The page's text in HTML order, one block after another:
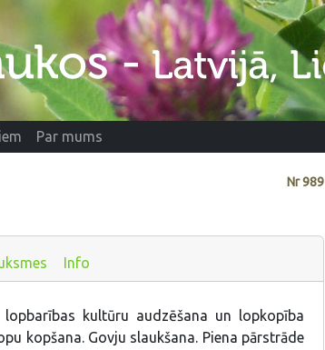
Par mums
Nr989
Info
kultūru audzēšana un lopkopība
kopšana. Govju slaukšana. Piena pārstrāde